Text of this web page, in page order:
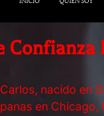
Confianza
nacido en
en